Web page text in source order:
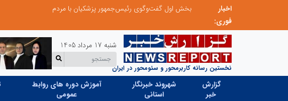
اخبار
فوری:
بخش اول گفت‌وگوی رئیس‌جمهور پزشکیان با مردم
نخستین رسانه کاربرمحور و سئومحور در ایران
شنبه 17 مرداد 1405
گزارش
خبر
شهروند خبرنگار
استانی
آموزش دوره های روابط
عمومی